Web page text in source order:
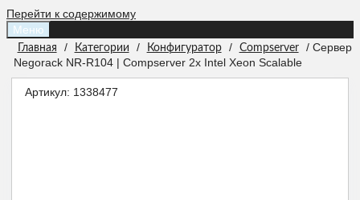
Перейти к содержимому
Меню
Главная / Категории / Конфигуратор / Compserver
/ Сервер
Negorack NR-R104 | Compserver 2x Intel Xeon Scalable
Артикул: 1338477